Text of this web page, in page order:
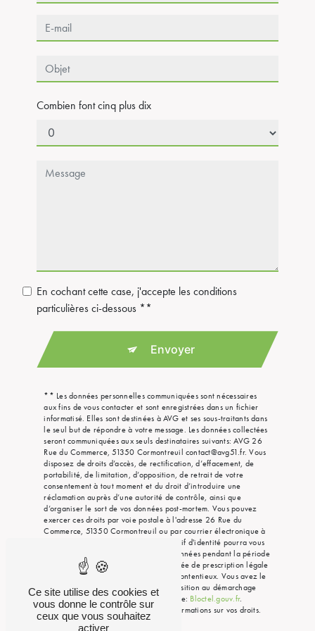
Combien font cinq plus dix
En cochant cette case, j'accepte les conditions
particulières ci-dessous **
Envoyer
** Les données personnelles communiquées sont nécessaires
aux fins de vous contacter et sont enregistrées dans un fichier
informatisé. Elles sont destinées à AVG et ses sous-traitants dans
le seul but de répondre à votre message. Les données collectées
seront communiquées aux seuls destinataires suivants: AVG 26
Rue du Commerce, 51350 Cormontreuil contact@avg51.fr. Vous
disposez de droits d’accès, de rectification, d’effacement, de
portabilité, de limitation, d’opposition, de retrait de votre
consentement à tout moment et du droit d’introduire une
réclamation auprès d’une autorité de contrôle, ainsi que
d’organiser le sort de vos données post-mortem. Vous pouvez
exercer ces droits par voie postale à l'adresse 26 Rue du
Commerce, 51350 Cormontreuil ou par courrier électronique à
l'adresse contact@avg51.fr. Un justificatif d'identité pourra vous
être demandé. Nous conservons vos données pendant la période
de prise de contact puis pendant la durée de prescription légale
aux fins probatoires et de gestion des contentieux. Vous avez le
droit de vous inscrire sur la liste d'opposition au démarchage
téléphonique, disponible à cette adresse: Bloctel.gouv.fr.
Consultez le site cnil.fr pour plus d’informations sur vos droits.
Ce site utilise des cookies et
vous donne le contrôle sur
ceux que vous souhaitez
activer